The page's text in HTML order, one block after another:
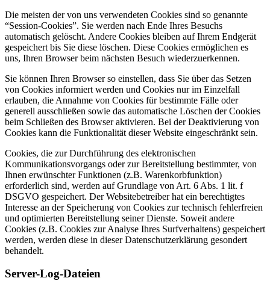
Die meisten der von uns verwendeten Cookies sind so genannte
“Session-Cookies”. Sie werden nach Ende Ihres Besuchs
automatisch gelöscht. Andere Cookies bleiben auf Ihrem Endgerät
gespeichert bis Sie diese löschen. Diese Cookies ermöglichen es
uns, Ihren Browser beim nächsten Besuch wiederzuerkennen.
Sie können Ihren Browser so einstellen, dass Sie über das Setzen
von Cookies informiert werden und Cookies nur im Einzelfall
erlauben, die Annahme von Cookies für bestimmte Fälle oder
generell ausschließen sowie das automatische Löschen der Cookies
beim Schließen des Browser aktivieren. Bei der Deaktivierung von
Cookies kann die Funktionalität dieser Website eingeschränkt sein.
Cookies, die zur Durchführung des elektronischen
Kommunikationsvorgangs oder zur Bereitstellung bestimmter, von
Ihnen erwünschter Funktionen (z.B. Warenkorbfunktion)
erforderlich sind, werden auf Grundlage von Art. 6 Abs. 1 lit. f
DSGVO gespeichert. Der Websitebetreiber hat ein berechtigtes
Interesse an der Speicherung von Cookies zur technisch fehlerfreien
und optimierten Bereitstellung seiner Dienste. Soweit andere
Cookies (z.B. Cookies zur Analyse Ihres Surfverhaltens) gespeichert
werden, werden diese in dieser Datenschutzerklärung gesondert
behandelt.
Server-Log-Dateien